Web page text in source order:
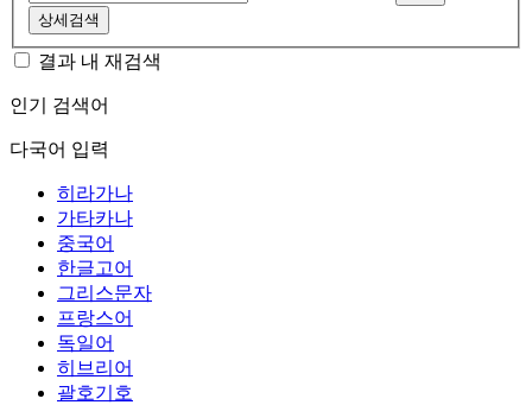
상세검색
결과 내 재검색
인기 검색어
다국어 입력
히라가나
가타카나
중국어
한글고어
그리스문자
프랑스어
독일어
히브리어
괄호기호